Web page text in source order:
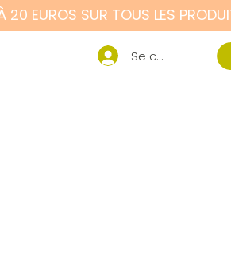
Se connecter